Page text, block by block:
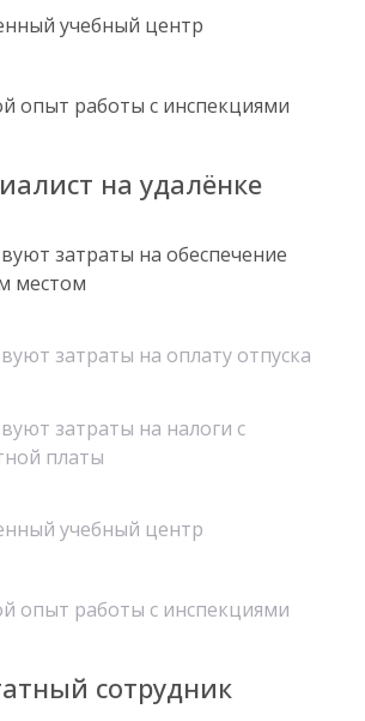
учебный центр
опыт работы с инспекциями
на удалёнке
затраты на обеспечение
местом
затраты на оплату отпуска
затраты на налоги с
платы
учебный центр
опыт работы с инспекциями
сотрудник